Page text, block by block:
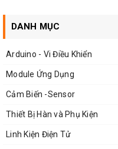
℃
Vỏ bọc:
DANH MỤC
Arduino - Vi Điều Khiển
Module Ứng Dụng
Cảm Biến -Sensor
Thiết Bị Hàn và Phụ Kiện
Linh Kiện Điện Tử